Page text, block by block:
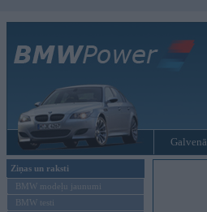
Galvenā
Ziņas un raksti
BMW modeļu jaunumi
BMW testi